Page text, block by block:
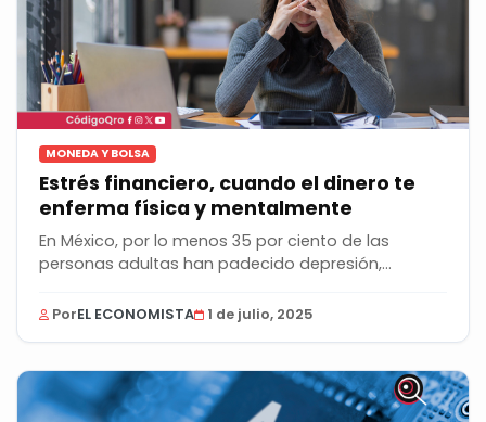
MONEDA Y BOLSA
Estrés financiero, cuando el dinero te
enferma física y mentalmente
En México, por lo menos 35 por ciento de las
personas adultas han padecido depresión,
PorEL ECONOMISTA 1 de julio, 2025